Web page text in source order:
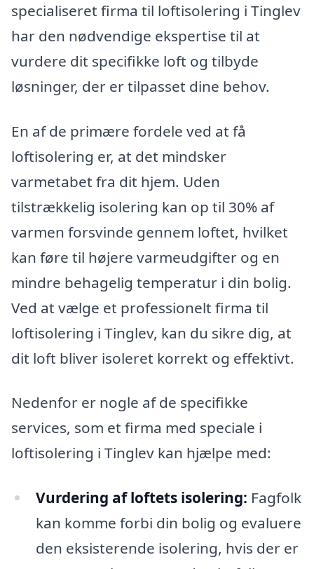
specialiseret firma til loftisolering i Tinglev
har den nødvendige ekspertise til at
vurdere dit specifikke loft og tilbyde
løsninger, der er tilpasset dine behov.
En af de primære fordele ved at få
loftisolering er, at det mindsker
varmetabet fra dit hjem. Uden
tilstrækkelig isolering kan op til 30% af
varmen forsvinde gennem loftet, hvilket
kan føre til højere varmeudgifter og en
mindre behagelig temperatur i din bolig.
Ved at vælge et professionelt firma til
loftisolering i Tinglev, kan du sikre dig, at
dit loft bliver isoleret korrekt og effektivt.
Nedenfor er nogle af de specifikke
services, som et firma med speciale i
loftisolering i Tinglev kan hjælpe med:
Vurdering af loftets isolering: Fagfolk
kan komme forbi din bolig og evaluere
den eksisterende isolering, hvis der er